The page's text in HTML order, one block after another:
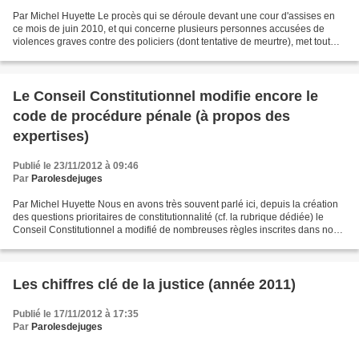
Par Michel Huyette Le procès qui se déroule devant une cour d'assises en
ce mois de juin 2010, et qui concerne plusieurs personnes accusées de
violences graves contre des policiers (dont tentative de meurtre), met tout
Le Conseil Constitutionnel modifie encore le
code de procédure pénale (à propos des
expertises)
Publié le 23/11/2012 à 09:46
Par Parolesdejuges
Par Michel Huyette Nous en avons très souvent parlé ici, depuis la création
des questions prioritaires de constitutionnalité (cf. la rubrique dédiée) le
Conseil Constitutionnel a modifié de nombreuses règles inscrites dans nos
Les chiffres clé de la justice (année 2011)
Publié le 17/11/2012 à 17:35
Par Parolesdejuges